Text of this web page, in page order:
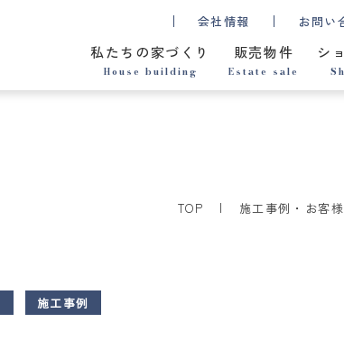
会社情報 お問い
私たちの家づくり
House building
販売物件
Estate sale
シ
TOP 施工事例・お客
施工事例